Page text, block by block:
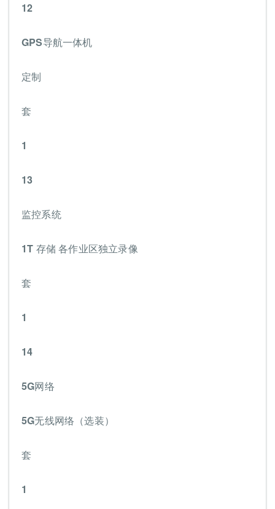
12
GPS导航一体机
定制
套
1
13
监控系统
1T 存储 各作业区独立录像
套
1
14
5G网络
5G无线网络（选装）
套
1